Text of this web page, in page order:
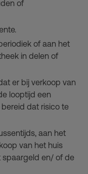
of
of aan het
in delen of
er bij verkoop van
looptijd een
dat risico te
aan het
van het huis
spaargeld en/ of de